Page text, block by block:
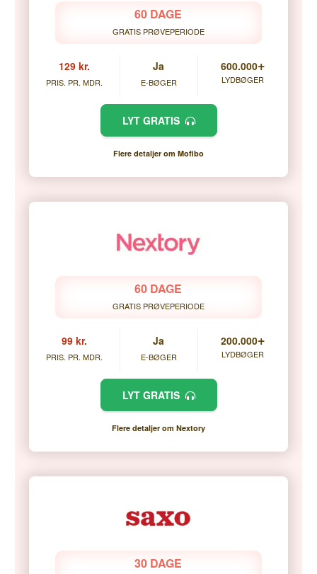
60 DAGE
GRATIS PRØVEPERIODE
129 kr.
PRIS. PR. MDR.
Ja
E-BØGER
600.000+
LYDBØGER
LYT GRATIS
Flere detaljer om Mofibo
60 DAGE
GRATIS PRØVEPERIODE
99 kr.
PRIS. PR. MDR.
Ja
E-BØGER
200.000+
LYDBØGER
LYT GRATIS
Flere detaljer om Nextory
30 DAGE